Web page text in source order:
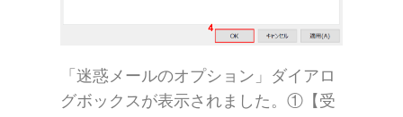
「迷惑メールのオプション」ダイアロ
グボックスが表示されました。①【受